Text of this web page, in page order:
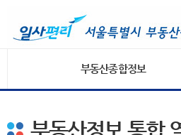
부동산종합정보
부동산정보 통합